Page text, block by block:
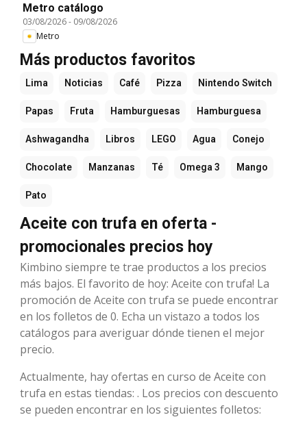
Metro catálogo
03/08/2026- 09/08/2026
Metro
Más productos favoritos
Lima Noticias Café Pizza Nintendo Switch
Papas Fruta Hamburguesas Hamburguesa
Ashwagandha Libros LEGO Agua Conejo
Chocolate Manzanas Té Omega 3 Mango
Pato
Aceite con trufa en oferta -
promocionales precios hoy
Kimbino siempre te trae productos a los precios
más bajos. El favorito de hoy: Aceite con trufa! La
promoción de Aceite con trufa se puede encontrar
en los folletos de 0. Echa un vistazo a todos los
catálogos para averiguar dónde tienen el mejor
precio.
Actualmente, hay ofertas en curso de Aceite con
trufa en estas tiendas: . Los precios con descuento
se pueden encontrar en los siguientes folletos: